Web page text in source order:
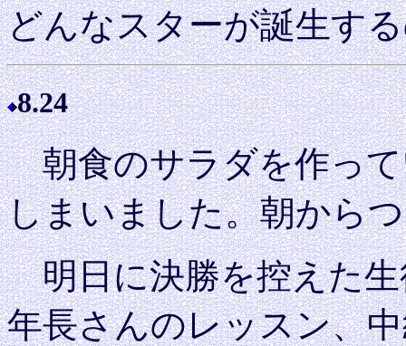
どんなスターが誕生す
8.24
朝食のサラダを作って
しまいました。朝から
明日に決勝を控えた生
年長さんのレッスン、